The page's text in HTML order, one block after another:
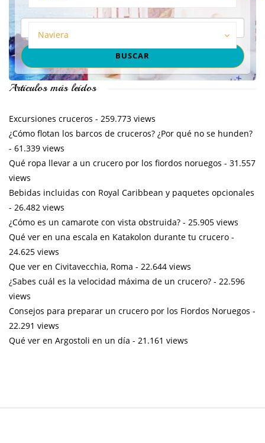
Naviera
Artículos más leídos
Excursiones cruceros - 259.773 views
¿Cómo flotan los barcos de cruceros? ¿Por qué no se hunden?
- 61.339 views
Qué ropa llevar a un crucero por los fiordos noruegos - 31.557
views
Bebidas incluidas con Royal Caribbean y paquetes opcionales
- 26.482 views
¿Cómo es un camarote con vista obstruida? - 25.905 views
Qué ver en una escala en Katakolon durante tu crucero -
24.625 views
Que ver en Civitavecchia, Roma - 22.644 views
¿Sabes cuál es la velocidad máxima de un crucero? - 22.596
views
Consejos para preparar un crucero por los Fiordos Noruegos -
22.291 views
Qué ver en Argostoli en un día - 21.161 views